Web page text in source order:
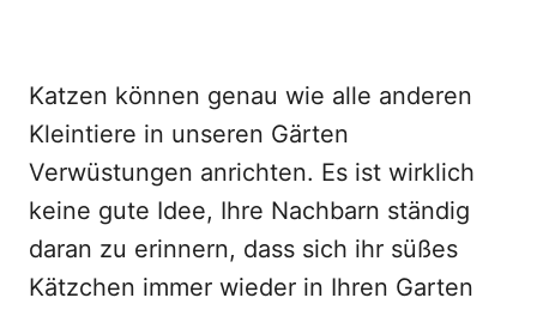
Katzen können genau wie alle anderen
Kleintiere in unseren Gärten
Verwüstungen anrichten. Es ist wirklich
keine gute Idee, Ihre Nachbarn ständig
daran zu erinnern, dass sich ihr süßes
Kätzchen immer wieder in Ihren Garten